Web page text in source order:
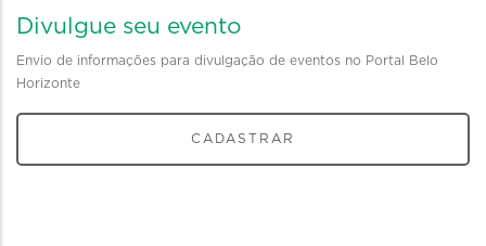
Divulgue seu evento
Envio de informações para divulgação de eventos no Portal Belo
Horizonte
CADASTRAR